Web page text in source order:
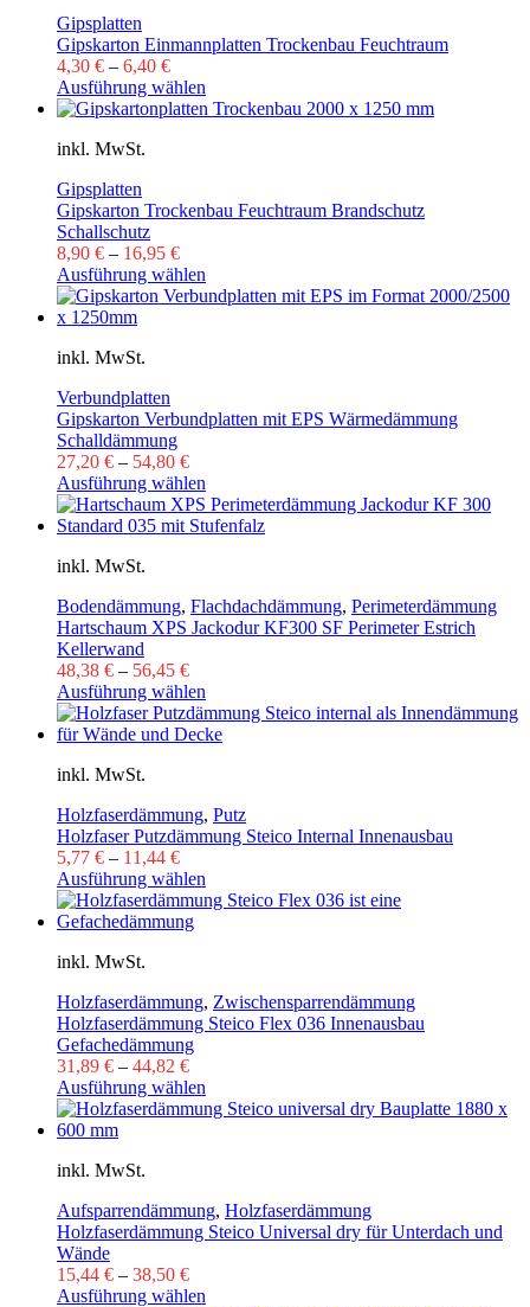
Gipsplatten
Gipskarton Einmannplatten Trockenbau Feuchtraum
4,30 € – 6,40 €
Ausführung wählen
inkl. MwSt.
Gipsplatten
Gipskarton Trockenbau Feuchtraum Brandschutz
Schallschutz
8,90 € – 16,95 €
Ausführung wählen
inkl. MwSt.
Verbundplatten
Gipskarton Verbundplatten mit EPS Wärmedämmung
Schalldämmung
27,20 € – 54,80 €
Ausführung wählen
inkl. MwSt.
Bodendämmung, Flachdachdämmung, Perimeterdämmung
Hartschaum XPS Jackodur KF300 SF Perimeter Estrich
Kellerwand
48,38 € – 56,45 €
Ausführung wählen
inkl. MwSt.
Holzfaserdämmung, Putz
Holzfaser Putzdämmung Steico Internal Innenausbau
5,77 € – 11,44 €
Ausführung wählen
inkl. MwSt.
Holzfaserdämmung, Zwischensparrendämmung
Holzfaserdämmung Steico Flex 036 Innenausbau
Gefachedämmung
31,89 € – 44,82 €
Ausführung wählen
inkl. MwSt.
Aufsparrendämmung, Holzfaserdämmung
Holzfaserdämmung Steico Universal dry für Unterdach und
Wände
15,44 € – 38,50 €
Ausführung wählen